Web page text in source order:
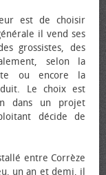
est de choisir
il vend ses
grossistes, des
selon la
ou encore la
Le choix est
dans un projet
décide de
entre Corrèze
un an et demi, il